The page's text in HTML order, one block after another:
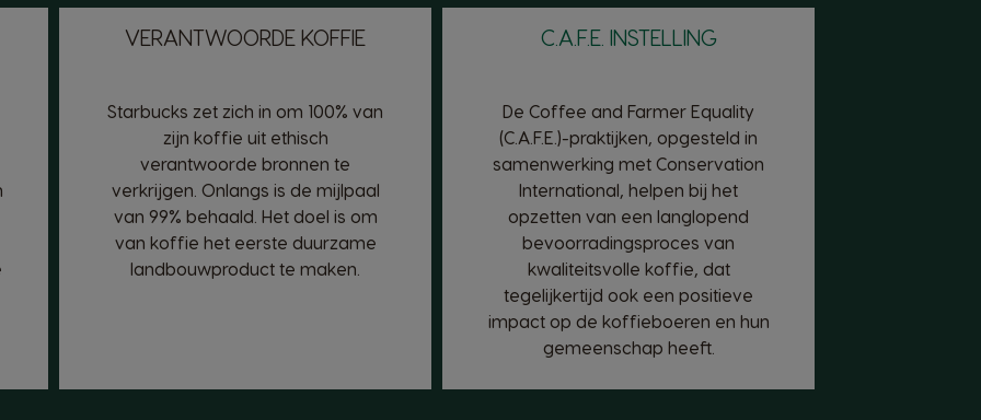
VERANTWOORDE KOFFIE
Starbucks zet zich in om 100% van
zijn koffie uit ethisch
verantwoorde bronnen te
verkrijgen. Onlangs is de mijlpaal
van 99% behaald. Het doel is om
van koffie het eerste duurzame
landbouwproduct te maken.
C.A.F.E. INSTELLING
De Coffee and Farmer Equality
(C.A.F.E.)-praktijken, opgesteld in
samenwerking met Conservation
International, helpen bij het
opzetten van een langlopend
bevoorradingsproces van
kwaliteitsvolle koffie, dat
tegelijkertijd ook een positieve
impact op de koffieboeren en hun
gemeenschap heeft.